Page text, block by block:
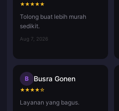
★★★★★
Tolong buat lebih murah
sedikit.
Aug 7, 2026
B Busra Gonen
★★★★☆
Layanan yang bagus.